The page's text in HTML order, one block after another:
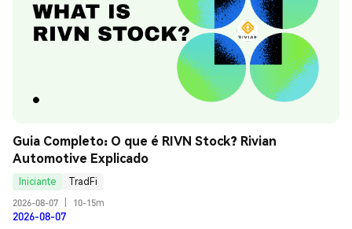
Guia Completo: O que é RIVN Stock? Rivian
Automotive Explicado
Iniciante
TradFi
2026-08-07
10-15m
2026-08-07